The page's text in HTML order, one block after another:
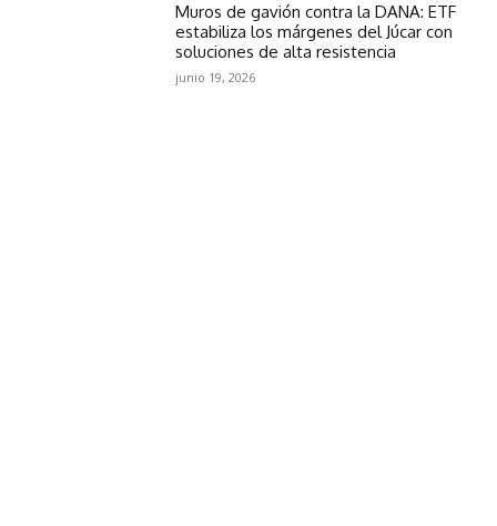
Muros de gavión contra la DANA: ETF
estabiliza los márgenes del Júcar con
soluciones de alta resistencia
junio 19, 2026